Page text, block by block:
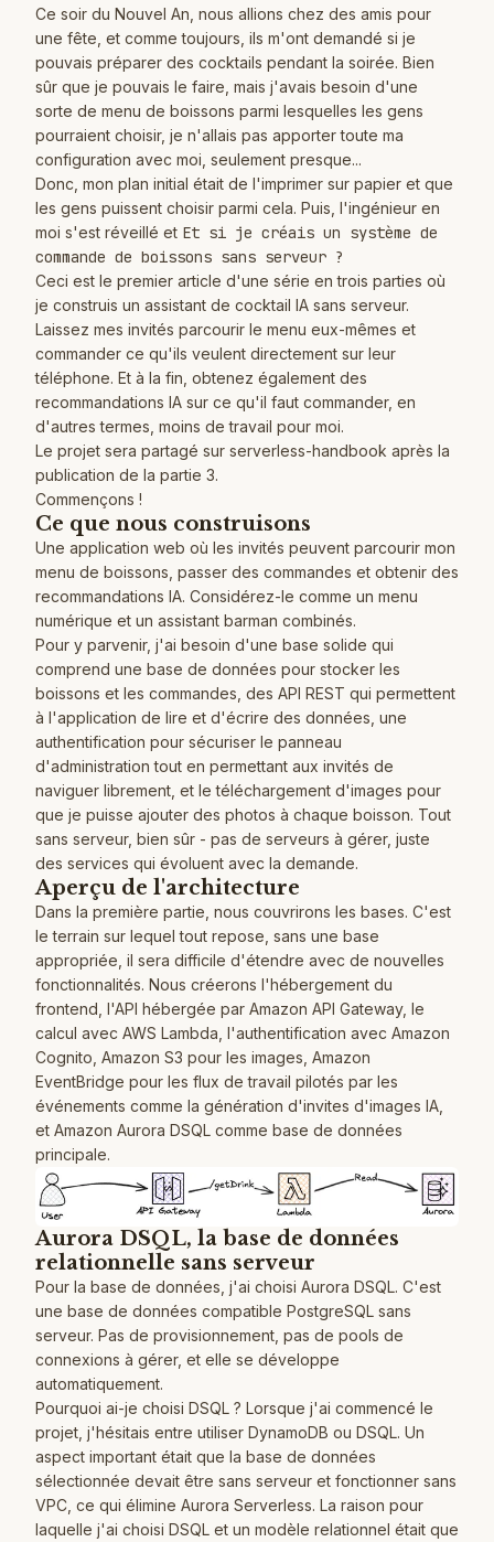
Ce soir du Nouvel An, nous allions chez des amis pour
une fête, et comme toujours, ils m'ont demandé si je
pouvais préparer des cocktails pendant la soirée. Bien
sûr que je pouvais le faire, mais j'avais besoin d'une
sorte de menu de boissons parmi lesquelles les gens
pourraient choisir, je n'allais pas apporter toute ma
configuration avec moi, seulement presque...
Donc, mon plan initial était de l'imprimer sur papier et que
les gens puissent choisir parmi cela. Puis, l'ingénieur en
moi s'est réveillé et Et si je créais un système de
commande de boissons sans serveur ?
Ceci est le premier article d'une série en trois parties où
je construis un assistant de cocktail IA sans serveur.
Laissez mes invités parcourir le menu eux-mêmes et
commander ce qu'ils veulent directement sur leur
téléphone. Et à la fin, obtenez également des
recommandations IA sur ce qu'il faut commander, en
d'autres termes, moins de travail pour moi.
Le projet sera partagé sur serverless-handbook après la
publication de la partie 3.
Commençons !
Ce que nous construisons
Une application web où les invités peuvent parcourir mon
menu de boissons, passer des commandes et obtenir des
recommandations IA. Considérez-le comme un menu
numérique et un assistant barman combinés.
Pour y parvenir, j'ai besoin d'une base solide qui
comprend une base de données pour stocker les
boissons et les commandes, des API REST qui permettent
à l'application de lire et d'écrire des données, une
authentification pour sécuriser le panneau
d'administration tout en permettant aux invités de
naviguer librement, et le téléchargement d'images pour
que je puisse ajouter des photos à chaque boisson. Tout
sans serveur, bien sûr - pas de serveurs à gérer, juste
des services qui évoluent avec la demande.
Aperçu de l'architecture
Dans la première partie, nous couvrirons les bases. C'est
le terrain sur lequel tout repose, sans une base
appropriée, il sera difficile d'étendre avec de nouvelles
fonctionnalités. Nous créerons l'hébergement du
frontend, l'API hébergée par Amazon API Gateway, le
calcul avec AWS Lambda, l'authentification avec Amazon
Cognito, Amazon S3 pour les images, Amazon
EventBridge pour les flux de travail pilotés par les
événements comme la génération d'invites d'images IA,
et Amazon Aurora DSQL comme base de données
principale.
Aurora DSQL, la base de données
relationnelle sans serveur
Pour la base de données, j'ai choisi Aurora DSQL. C'est
une base de données compatible PostgreSQL sans
serveur. Pas de provisionnement, pas de pools de
connexions à gérer, et elle se développe
automatiquement.
Pourquoi ai-je choisi DSQL ? Lorsque j'ai commencé le
projet, j'hésitais entre utiliser DynamoDB ou DSQL. Un
aspect important était que la base de données
sélectionnée devait être sans serveur et fonctionner sans
VPC, ce qui élimine Aurora Serverless. La raison pour
laquelle j'ai choisi DSQL et un modèle relationnel était que